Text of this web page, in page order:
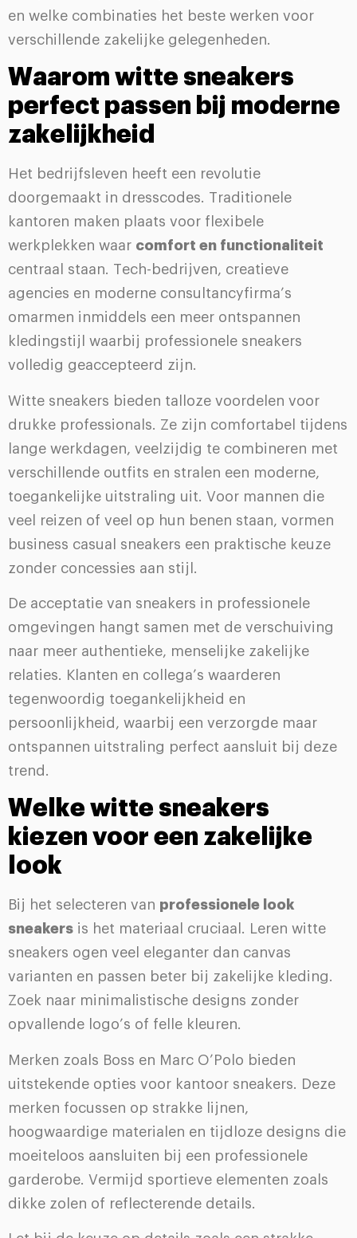
en welke combinaties het beste werken voor
verschillende zakelijke gelegenheden.
Waarom witte sneakers
perfect passen bij moderne
zakelijkheid
Het bedrijfsleven heeft een revolutie
doorgemaakt in dresscodes. Traditionele
kantoren maken plaats voor flexibele
werkplekken waar comfort en functionaliteit
centraal staan. Tech-bedrijven, creatieve
agencies en moderne consultancyfirma’s
omarmen inmiddels een meer ontspannen
kledingstijl waarbij professionele sneakers
volledig geaccepteerd zijn.
Witte sneakers bieden talloze voordelen voor
drukke professionals. Ze zijn comfortabel tijdens
lange werkdagen, veelzijdig te combineren met
verschillende outfits en stralen een moderne,
toegankelijke uitstraling uit. Voor mannen die
veel reizen of veel op hun benen staan, vormen
business casual sneakers een praktische keuze
zonder concessies aan stijl.
De acceptatie van sneakers in professionele
omgevingen hangt samen met de verschuiving
naar meer authentieke, menselijke zakelijke
relaties. Klanten en collega’s waarderen
tegenwoordig toegankelijkheid en
persoonlijkheid, waarbij een verzorgde maar
ontspannen uitstraling perfect aansluit bij deze
trend.
Welke witte sneakers
kiezen voor een zakelijke
look
Bij het selecteren van professionele look
sneakers is het materiaal cruciaal. Leren witte
sneakers ogen veel eleganter dan canvas
varianten en passen beter bij zakelijke kleding.
Zoek naar minimalistische designs zonder
opvallende logo’s of felle kleuren.
Merken zoals Boss en Marc O’Polo bieden
uitstekende opties voor kantoor sneakers. Deze
merken focussen op strakke lijnen,
hoogwaardige materialen en tijdloze designs die
moeiteloos aansluiten bij een professionele
garderobe. Vermijd sportieve elementen zoals
dikke zolen of reflecterende details.